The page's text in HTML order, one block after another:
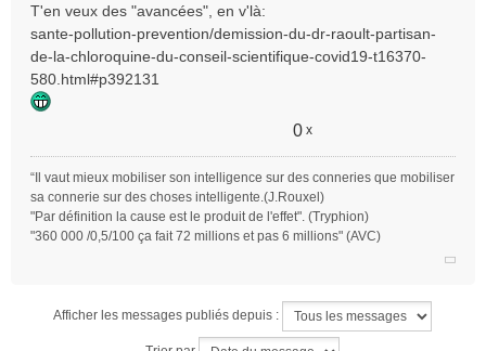
s
s
a
g
e
n
l
u
T'en veux des "avancées", en v'là:
sante-pollution-prevention/demission-du-dr-raoult-partisan-
de-la-chloroquine-du-conseil-scientifique-covid19-t16370-
580.html#p392131
0 x
“Il vaut mieux mobiliser son intelligence sur des conneries que mobiliser
sa connerie sur des choses intelligente.(J.Rouxel)
"Par définition la cause est le produit de l'effet". (Tryphion)
"360 000 /0,5/100 ça fait 72 millions et pas 6 millions" (AVC)
Afficher les messages publiés depuis :